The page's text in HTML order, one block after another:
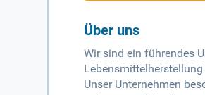
Über uns
Wir sind ein führendes
Unser Unternehmen